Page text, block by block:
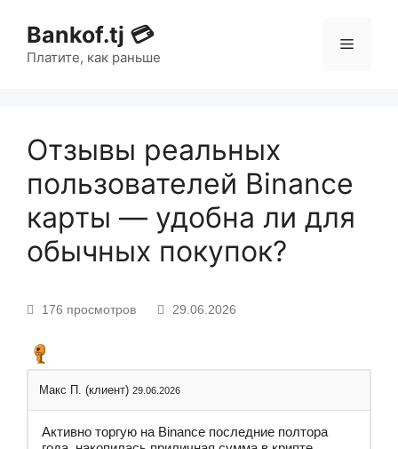
Bankof.tj 💳
Платите, как раньше
Отзывы реальных
пользователей Binance
карты — удобна ли для
обычных покупок?
176 просмотров 29.06.2026
Макс П. (клиент) 29.06.2026
Активно торгую на Binance последние полтора